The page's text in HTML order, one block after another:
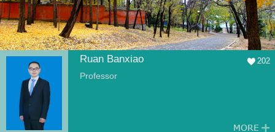
Ruan Banxiao 202
Professor